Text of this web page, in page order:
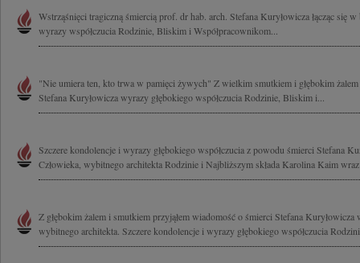
Wstrząśnięci tragiczną śmiercią prof. dr hab. arch. Stefana Kuryłowicza łącząc się
wyrazy współczucia Rodzinie, Bliskim i Współpracownikom...
"Nie umiera ten, kto trwa w pamięci żywych" Z wielkim smutkiem i głębokim
Stefana Kuryłowicza wyrazy głębokiego współczucia Rodzinie, Bliskim i...
Szczere kondolencje i wyrazy głębokiego współczucia z powodu śmierci Stefana
Człowieka, wybitnego architekta Rodzinie i Najbliższym składa Karolina Kaim
Z głębokim żalem i smutkiem przyjąłem wiadomość o śmierci Stefana Kuryłowicza
wybitnego architekta. Szczere kondolencje i wyrazy głębokiego współczucia